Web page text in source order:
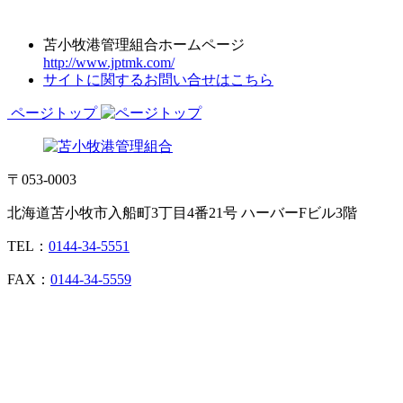
苫小牧港管理組合ホームページ
http://www.jptmk.com/
サイトに関するお問い合せはこちら
ページトップ
〒053-0003
北海道苫小牧市入船町3丁目4番21号 ハーバーFビル3階
TEL： 0144-34-5551
FAX： 0144-34-5559